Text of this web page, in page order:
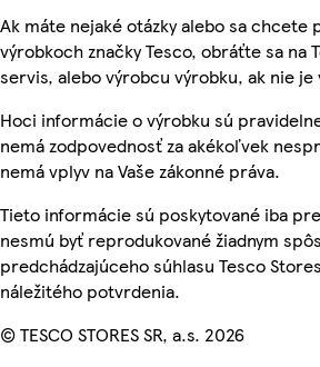
Ak máte nejaké otázky alebo sa chcete
výrobkoch značky Tesco, obráťte sa na
servis, alebo výrobcu výrobku, ak nie je
Hoci informácie o výrobku sú
nemá zodpovednosť za akékoľvek
nemá vplyv na Vaše zákonné práva.
Tieto informácie sú poskytované iba
nesmú byť reprodukované žiadnym
predchádzajúceho súhlasu Tesco
náležitého potvrdenia.
© TESCO STORES SR, a.s. 2026